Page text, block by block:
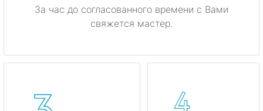
За час до согласованного времени с Вами
свяжется мастер.